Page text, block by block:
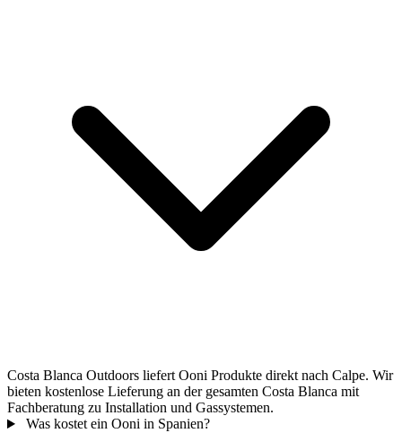
Costa Blanca Outdoors liefert Ooni Produkte direkt nach Calpe. Wir
bieten kostenlose Lieferung an der gesamten Costa Blanca mit
Fachberatung zu Installation und Gassystemen.
Was kostet ein Ooni in Spanien?